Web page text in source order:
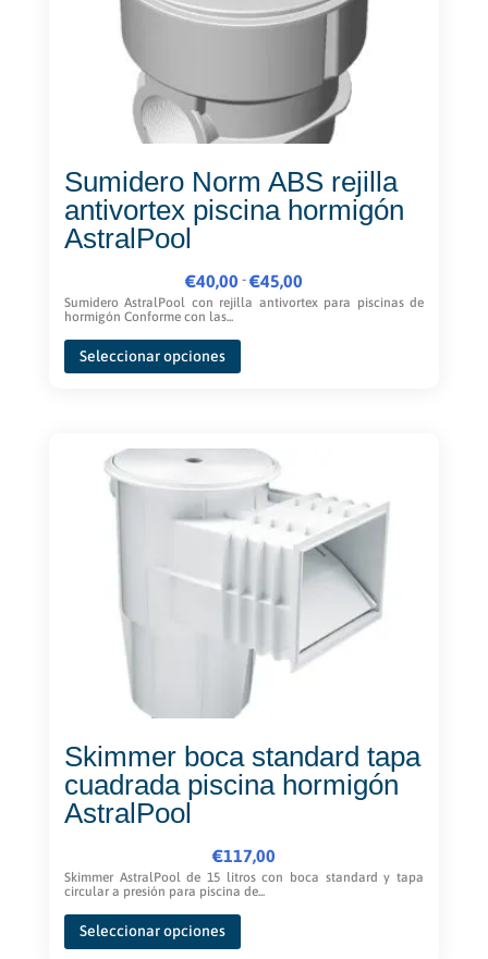
en
producto
Sumidero Norm ABS rejilla
antivortex piscina hormigón
AstralPool
€40,00 -€45,00
Rango
de
Sumidero AstralPool con rejilla antivortex para piscinas de
hormigón Conforme con las...
Seleccionar opciones
opciones
se
pueden
en
de
producto
Skimmer boca standard tapa
cuadrada piscina hormigón
AstralPool
€117,00
Skimmer AstralPool de 15 litros con boca standard y tapa
circular a presión para piscina de...
Seleccionar opciones